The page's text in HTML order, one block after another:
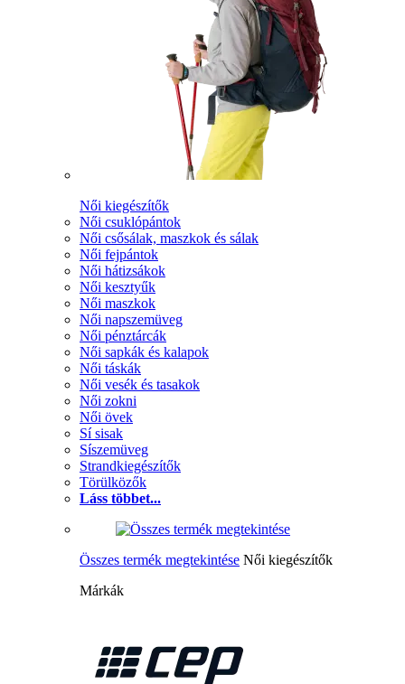
Női kiegészítők
Női csuklópántok
Női csősálak, maszkok és sálak
Női fejpántok
Női hátizsákok
Női kesztyűk
Női maszkok
Női napszemüveg
Női pénztárcák
Női sapkák és kalapok
Női táskák
Női vesék és tasakok
Női zokni
Női övek
Sí sisak
Síszemüveg
Strandkiegészítők
Törülközők
Láss többet...
Összes termék megtekintése Női kiegészítők
Márkák